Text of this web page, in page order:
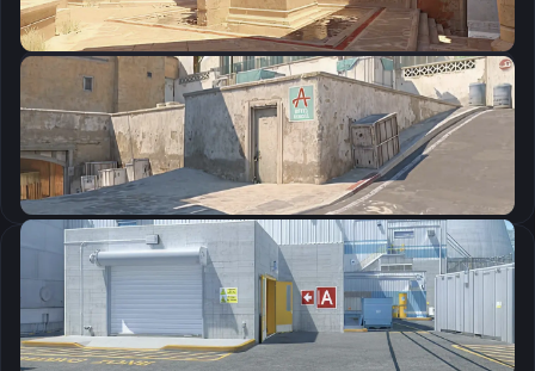
CSGO-n5wsG-L72Lp-cMR97-QWOVP-9mnpQ
Скопировать
Параметры запуска
-novid -high -console